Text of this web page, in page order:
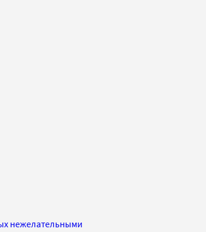
нежелательными